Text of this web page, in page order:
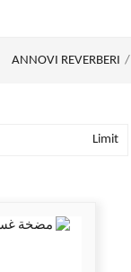
ANNOVI REVERBERI
Limit